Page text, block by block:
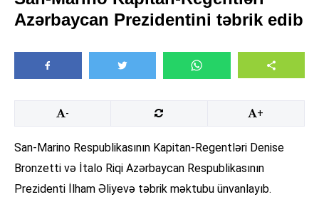
Azərbaycan Prezidentini təbrik edib
- +
San-Marino Respublikasının Kapitan-Regentləri Denise
Bronzetti və İtalo Riqi Azərbaycan Respublikasının
Prezidenti İlham Əliyevə təbrik məktubu ünvanlayıb.